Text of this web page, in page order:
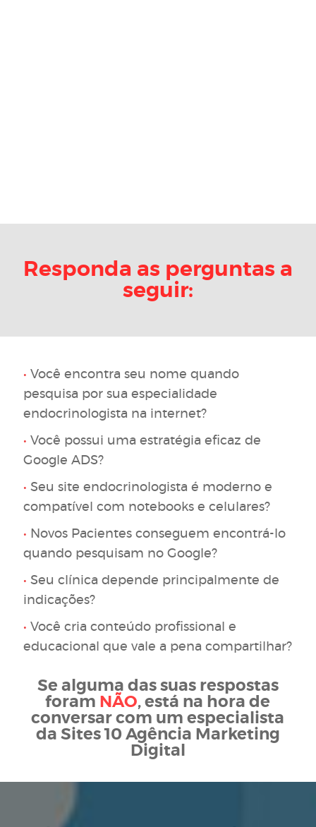
Responda as perguntas a
seguir:
• Você encontra seu nome quando
pesquisa por sua especialidade
endocrinologista na internet?
• Você possui uma estratégia eficaz de
Google ADS?
• Seu site endocrinologista é moderno e
compatível com notebooks e celulares?
• Novos Pacientes conseguem encontrá-lo
quando pesquisam no Google?
• Seu clínica depende principalmente de
indicações?
• Você cria conteúdo profissional e
educacional que vale a pena compartilhar?
Se alguma das suas respostas
foram NÃO, está na hora de
conversar com um especialista
da Sites 10 Agência Marketing
Digital